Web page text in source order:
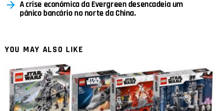
A crise económica da Evergreen desencadeia um
pânico bancário no norte da China.
YOU MAY ALSO LIKE